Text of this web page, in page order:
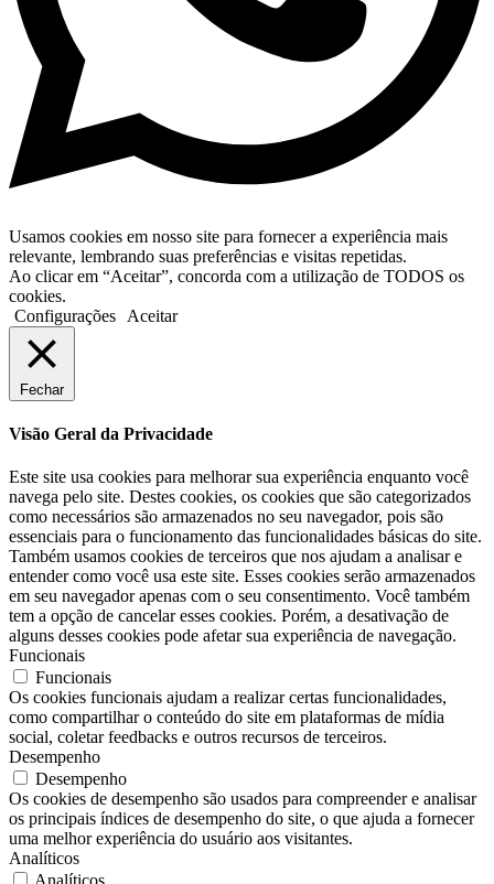
Usamos cookies em nosso site para fornecer a experiência mais
relevante, lembrando suas preferências e visitas repetidas.
Ao clicar em “Aceitar”, concorda com a utilização de TODOS os
cookies.
Configurações
Aceitar
Fechar
Visão Geral da Privacidade
Este site usa cookies para melhorar sua experiência enquanto você
navega pelo site. Destes cookies, os cookies que são categorizados
como necessários são armazenados no seu navegador, pois são
essenciais para o funcionamento das funcionalidades básicas do site.
Também usamos cookies de terceiros que nos ajudam a analisar e
entender como você usa este site. Esses cookies serão armazenados
em seu navegador apenas com o seu consentimento. Você também
tem a opção de cancelar esses cookies. Porém, a desativação de
alguns desses cookies pode afetar sua experiência de navegação.
Funcionais
Funcionais
Os cookies funcionais ajudam a realizar certas funcionalidades,
como compartilhar o conteúdo do site em plataformas de mídia
social, coletar feedbacks e outros recursos de terceiros.
Desempenho
Desempenho
Os cookies de desempenho são usados ​​para compreender e analisar
os principais índices de desempenho do site, o que ajuda a fornecer
uma melhor experiência do usuário aos visitantes.
Analíticos
Analíticos